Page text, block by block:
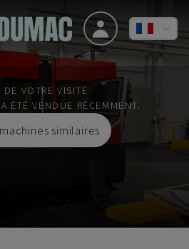
DE VOTRE VISITE
ÉTÉ VENDUE RÉCEMMENT.
similaires